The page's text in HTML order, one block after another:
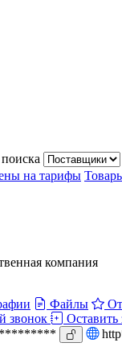
на тарифы
компания
Файлы
звонок
Оставить